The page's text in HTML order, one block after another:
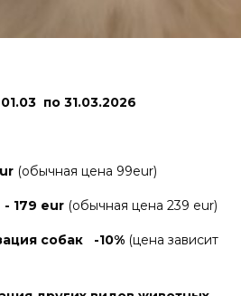
по 31.03.2026
(обычная цена 99eur)
179 eur (обычная цена 239 eur)
собак -10% (цена зависит